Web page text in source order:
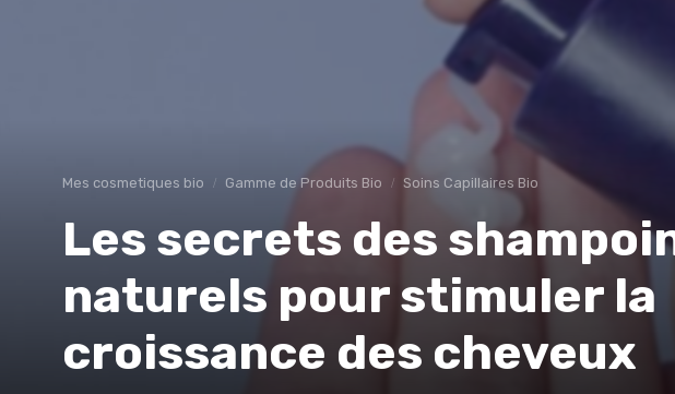
Mes cosmetiques bio Gamme de Produits Bio Soins Capillaires Bio
Les secrets des
naturels pour stimuler la
croissance des cheveux